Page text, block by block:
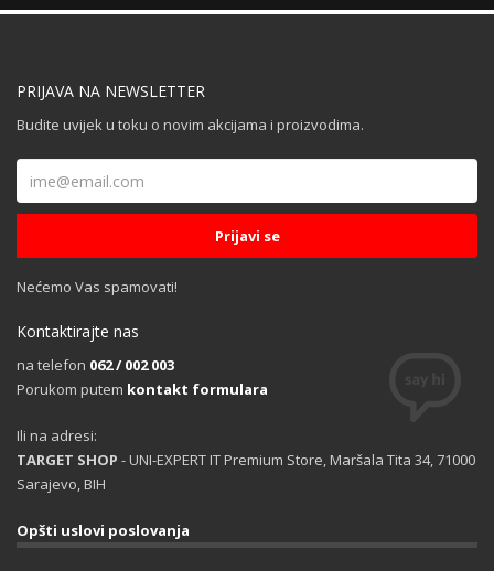
PRIJAVA NA NEWSLETTER
Budite uvijek u toku o novim akcijama i proizvodima.
Nećemo Vas spamovati!
Kontaktirajte nas
na telefon 062 / 002 003
Porukom putem kontakt formulara
Ili na adresi:
TARGET SHOP - UNI-EXPERT IT Premium Store, Maršala Tita 34, 71000
Sarajevo, BIH
Opšti uslovi poslovanja